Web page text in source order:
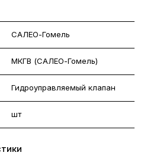
САЛЕО-Гомель
МКГВ (САЛЕО-Гомель)
Гидроуправляемый клапан
шт